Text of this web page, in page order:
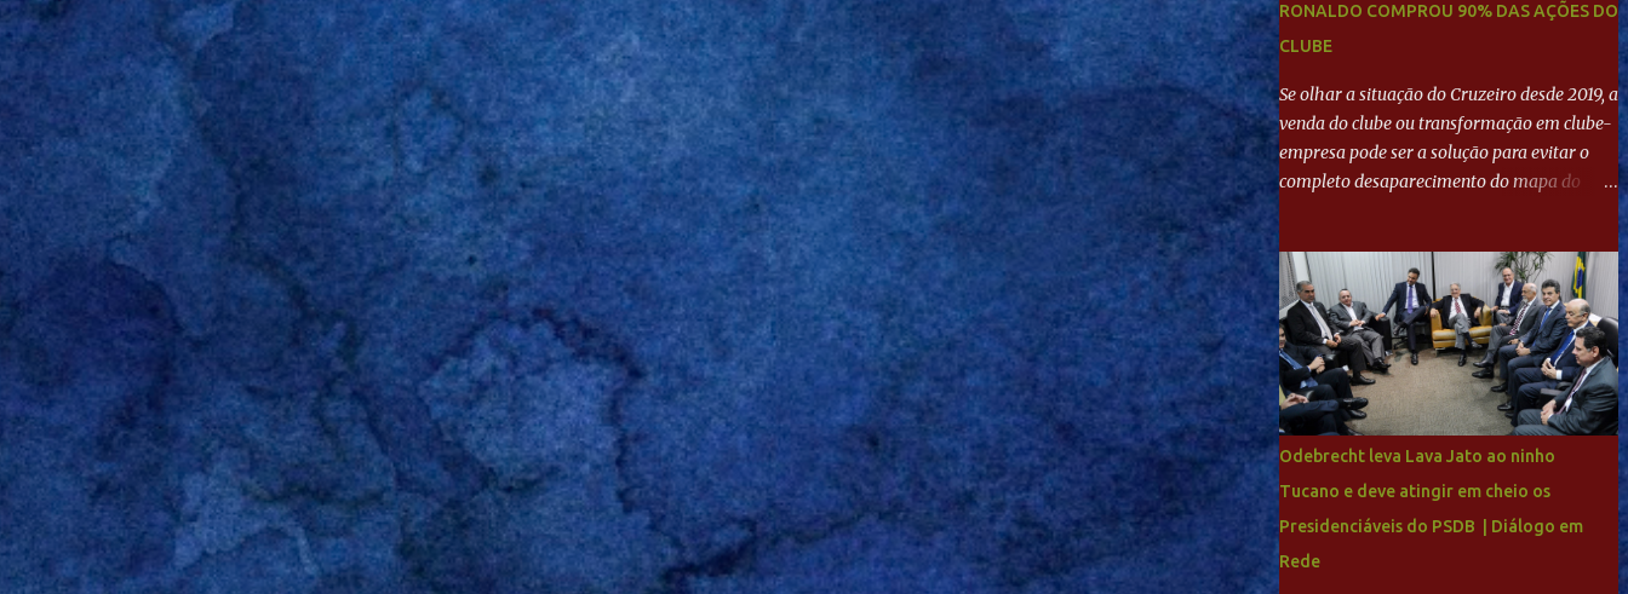
RONALDO COMPROU 90% DAS AÇÕES DO
CLUBE
Se olhar a situação do Cruzeiro desde 2019, a
venda do clube ou transformação em clube-
empresa pode ser a solução para evitar o
completo desaparecimento do mapa do
de milhões agora seja mercantil. Segundo
apuração da Itatiaia, Fenômeno comprou
90% das ações por R$ 400 milhões. Aporte
feito imediatamente para pagamento de
dívidas emergenciais e investimentos no
departamento de futebol. O projeto
apresentado para a recuperação do
Ronaldo sendo solidário à dívida de R$ 1
bilhão a partir de agora, mais o peso que o
ex-atacante tem no mundo do futebol, além
Odebrecht leva Lava Jato ao ninho
Tucano e deve atingir em cheio os
Presidenciáveis do PSDB | Diálogo em
Rede